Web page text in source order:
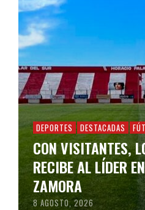
DEPORTES DESTACADAS
CON VISITANTES,
RECIBE AL LÍDER
ZAMORA
8 AGOSTO, 2026